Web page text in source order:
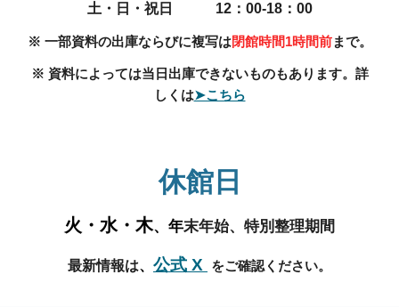
土・日・祝日 12：00-18：00
※ 一部資料の出庫ならびに複写は閉館時間1時間前まで。
※ 資料によっては当日出庫できないものもあります。詳
しくは➤こちら
休館日
火・水・木、年末年始、特別整理期間
最新情報は、 公式 X をご確認ください。